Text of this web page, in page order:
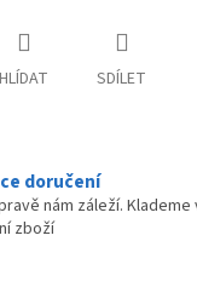
HLÍDAT SDÍLET
doručení
nám záleží.
zboží